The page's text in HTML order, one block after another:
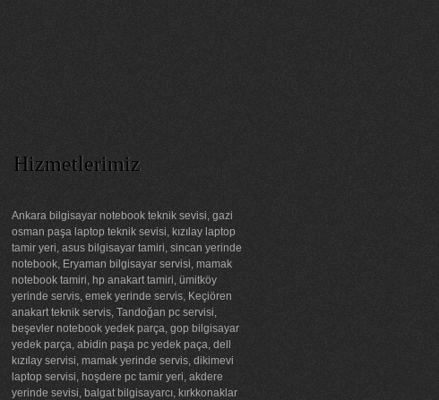
Hizmetlerimiz
Ankara bilgisayar notebook teknik sevisi, gazi
osman paşa laptop teknik sevisi, kızılay laptop
tamir yeri, asus bilgisayar tamiri, sincan yerinde
notebook, Eryaman bilgisayar servisi, mamak
notebook tamiri, hp anakart tamiri, ümitköy
yerinde servis, emek yerinde servis, Keçiören
anakart teknik servis, Tandoğan pc servisi,
beşevler notebook yedek parça, gop bilgisayar
yedek parça, abidin paşa pc yedek paça, dell
kızılay servisi, mamak yerinde servis, dikimevi
laptop servisi, hoşdere pc tamir yeri, akdere
yerinde sevisi, balgat bilgisayarcı, kırkkonaklar